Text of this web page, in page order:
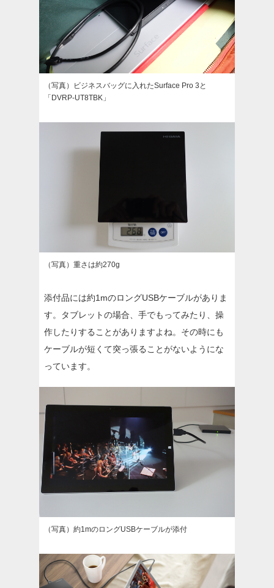
（写真）ビジネスバッグに入れたSurface Pro 3と
「DVRP-UT8TBK」
（写真）重さは約270g
添付品には約1mのロングUSBケーブルがありま
す。タブレットの場合、手でもってみたり、操
作したりすることがありますよね。その時にも
ケーブルが短くて突っ張ることがないようにな
っています。
（写真）約1mのロングUSBケーブルが添付